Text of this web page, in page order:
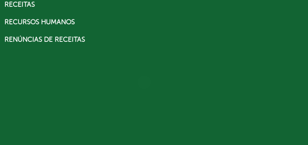
RECEITAS
RECURSOS HUMANOS
RENÚNCIAS DE RECEITAS